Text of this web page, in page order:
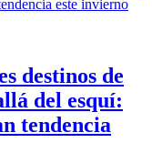
destinos de
del esquí:
tendencia